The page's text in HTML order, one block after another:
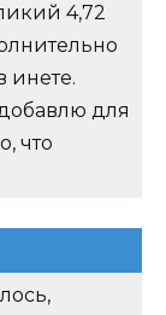
4,72
инете.
для
что